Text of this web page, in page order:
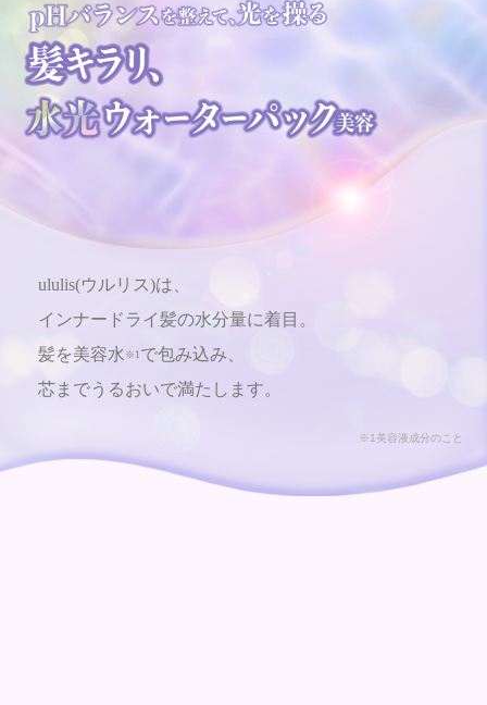
ululis(ウルリス)は、
インナードライ髪の水分量に着目。
髪を美容水 ※1 で包み込み、
芯までうるおいで満たします。
※1美容液成分のこと